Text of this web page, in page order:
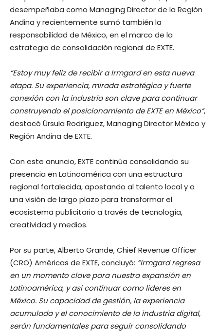
desempeñaba como Managing Director de la Región
Andina y recientemente sumó también la
responsabilidad de México, en el marco de la
estrategia de consolidación regional de EXTE.
“Estoy muy feliz de recibir a Irmgard en esta nueva
etapa. Su experiencia, mirada estratégica y fuerte
conexión con la industria son clave para continuar
construyendo el posicionamiento de EXTE en México”,
destacó Úrsula Rodríguez, Managing Director México y
Región Andina de EXTE.
Con este anuncio, EXTE continúa consolidando su
presencia en Latinoamérica con una estructura
regional fortalecida, apostando al talento local y a
una visión de largo plazo para transformar el
ecosistema publicitario a través de tecnología,
creatividad y medios.
Por su parte, Alberto Grande, Chief Revenue Officer
(CRO) Américas de EXTE, concluyó: “Irmgard regresa
en un momento clave para nuestra expansión en
Latinoamérica, y así continuar como líderes en
México. Su capacidad de gestión, la experiencia
acumulada y el conocimiento de la industria digital,
serán fundamentales para seguir consolidando